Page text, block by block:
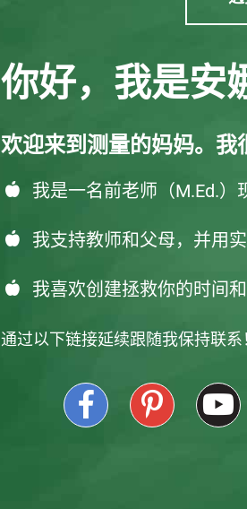
你好，我是安
欢迎来到测量的妈妈。我
我是一名前老师（M.Ed.
我支持教师和父母，并用
我喜欢创建拯救你的时间
通过以下链接延续跟随我保持联系